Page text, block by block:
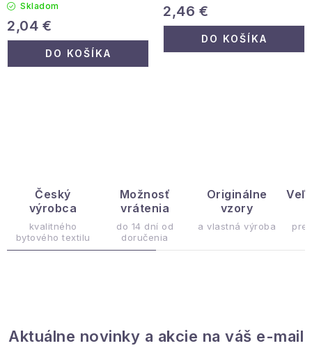
Skladom
2,04 €
DO KOŠÍKA
2,46 €
DO KOŠÍKA
i
k
Český
výrobca
kvalitného
bytového textilu
Možnosť
vrátenia
do 14 dní od
doručenia
Originálne
vzory
a vlastná výroba pre
Aktuálne novinky a akcie na váš e-mail